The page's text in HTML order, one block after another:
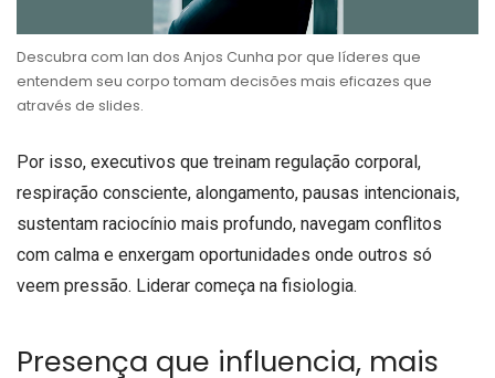
Descubra com Ian dos Anjos Cunha por que líderes que
entendem seu corpo tomam decisões mais eficazes que
através de slides.
Por isso, executivos que treinam regulação corporal,
respiração consciente, alongamento, pausas intencionais,
sustentam raciocínio mais profundo, navegam conflitos
com calma e enxergam oportunidades onde outros só
veem pressão. Liderar começa na fisiologia.
Presença que influencia, mais